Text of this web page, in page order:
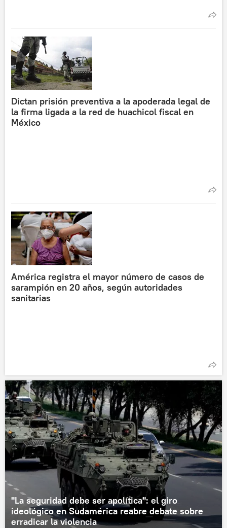
Dictan prisión preventiva a la apoderada legal de
la firma ligada a la red de huachicol fiscal en
México
América registra el mayor número de casos de
sarampión en 20 años, según autoridades
sanitarias
"La seguridad debe ser apolítica": el giro
ideológico en Sudamérica reabre debate sobre
erradicar la violencia